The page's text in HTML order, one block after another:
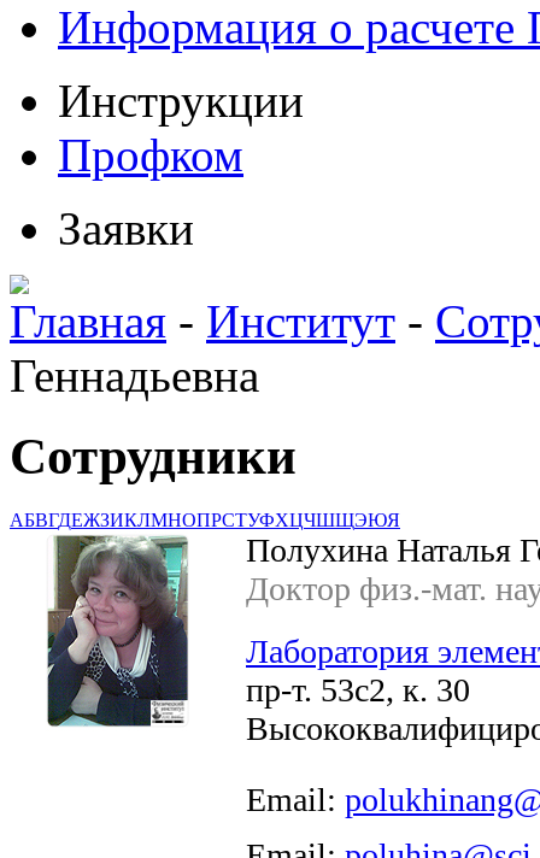
Информация о
Инструкции
Профком
Заявки
Главная - Институт -
Геннадьевна
Сотрудники
АБВГДЕЖЗИКЛМНОПРСТУФХЦЧШЩЭЮЯ
Полухина Наталья
Доктор физ.-мат.
Лаборатория
пр-т. 53с2, к. 30
Email: